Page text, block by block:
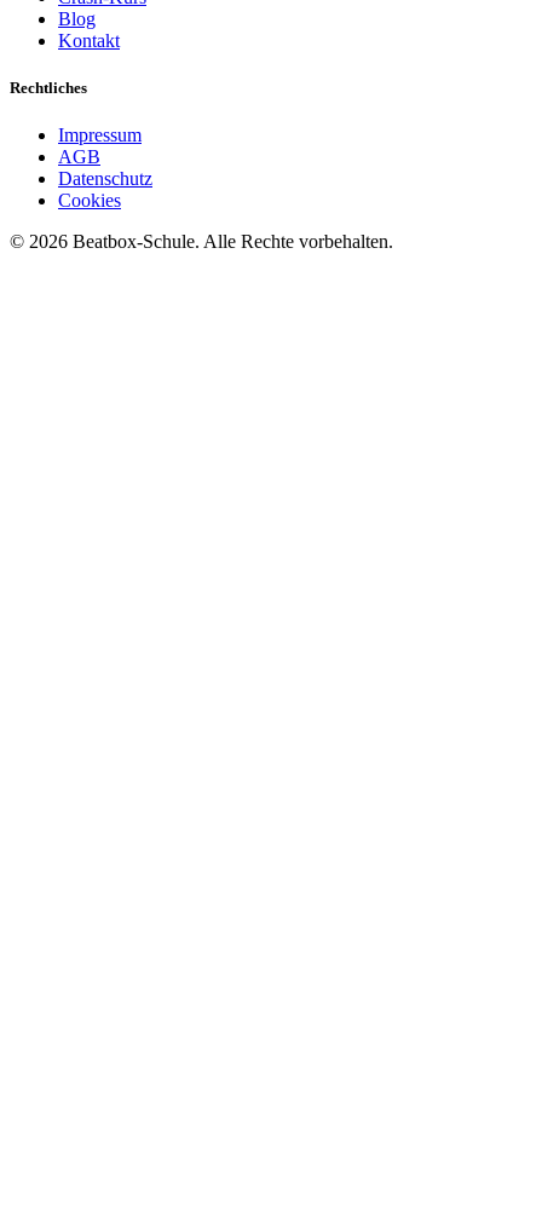
Blog
Kontakt
Rechtliches
Impressum
AGB
Datenschutz
Cookies
© 2026 Beatbox-Schule. Alle Rechte vorbehalten.